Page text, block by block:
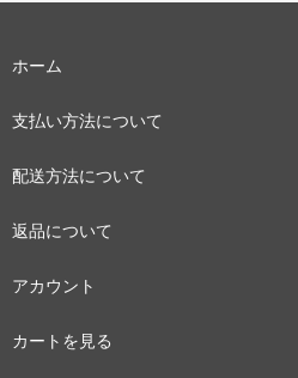
ホーム
支払い方法について
配送方法について
返品について
アカウント
カートを見る